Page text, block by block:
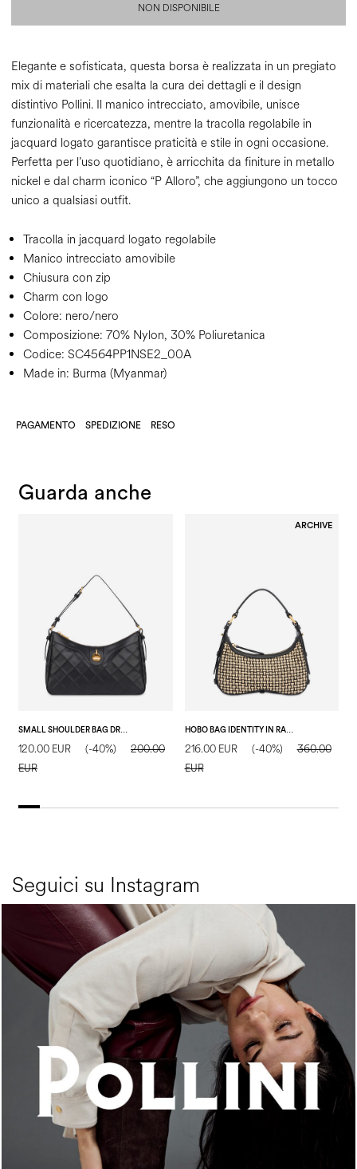
NON DISPONIBILE
Elegante e sofisticata, questa borsa è realizzata in un pregiato
mix di materiali che esalta la cura dei dettagli e il design
distintivo Pollini. Il manico intrecciato, amovibile, unisce
funzionalità e ricercatezza, mentre la tracolla regolabile in
jacquard logato garantisce praticità e stile in ogni occasione.
Perfetta per l’uso quotidiano, è arricchita da finiture in metallo
nickel e dal charm iconico “P Alloro”, che aggiungono un tocco
unico a qualsiasi outfit.
Tracolla in jacquard logato regolabile
Manico intrecciato amovibile
Chiusura con zip
Charm con logo
Colore: nero/nero
Composizione: 70% Nylon, 30% Poliuretanica
Codice: SC4564PP1NSE2_00A
Made in: Burma (Myanmar)
PAGAMENTO SPEDIZIONE RESO
Guarda anche
SMALL SHOULDER BAG DROP MATELASSÈ IN FAUX LEATHER NERO/NERO
120.00 EUR (-40%)
200.00
EUR
ARCHIVE
HOBO BAG IDENTITY IN RAFIA BEIGE/NERO/NERO
216.00 EUR (-40%)
360.00
EUR
Seguici su Instagram
An ode to the house’s vibrant Italian roots, the new...